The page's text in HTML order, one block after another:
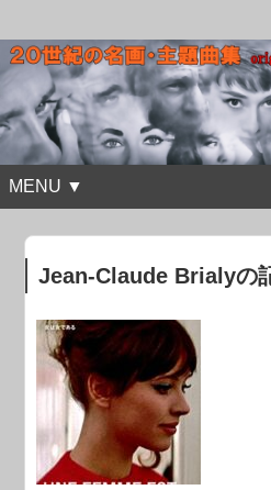
MENU ▼
Jean-Claude Brialyの